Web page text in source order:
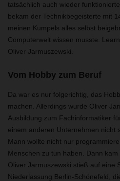
tatsächlich auch wieder
bekam der Technikbegeisterte mit
meinen Kumpels alles selbst
Computerwelt wissen musste.
Oliver Jarmuszewski.
Vom Hobby zum Beruf
Da war es nur folgerichtig, das
machen. Allerdings wurde Oliver
Ausbildung zum Fachinformatiker
einem anderen Unternehmen nicht
Mann wollte nicht nur
Menschen zu tun haben. Dann kam
Oliver Jarmuszewski stieß auf eine
Niederlassung Berlin-Schönefeld,